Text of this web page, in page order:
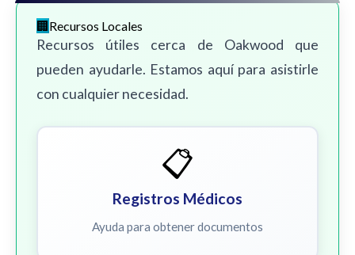
Recursos Locales
Recursos útiles cerca de Oakwood que
pueden ayudarle. Estamos aquí para asistirle
con cualquier necesidad.
📋
Registros Médicos
Ayuda para obtener documentos